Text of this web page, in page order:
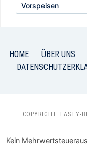
Vorspeisen
HOME ÜBER UNS
COPYRIGHT TASTY-
Kein